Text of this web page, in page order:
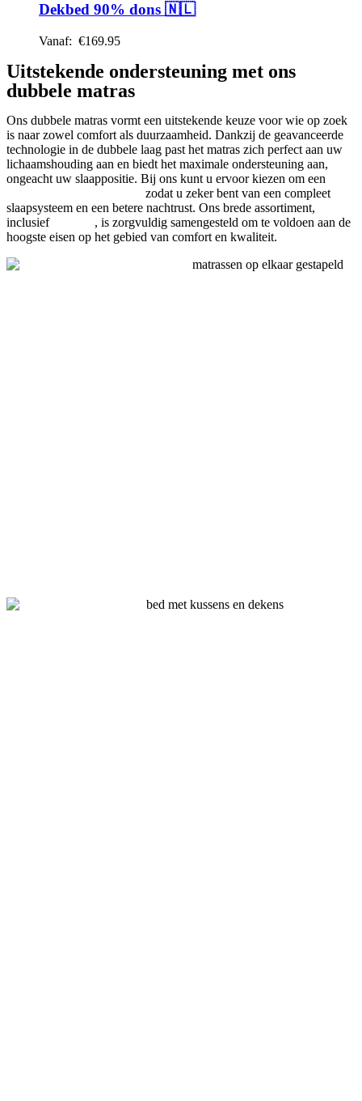
Dekbed 90% dons 🇳🇱
Vanaf: €169.95
Uitstekende ondersteuning met ons
dubbele matras
Ons dubbele matras vormt een uitstekende keuze voor wie op zoek
is naar zowel comfort als duurzaamheid. Dankzij de geavanceerde
technologie in de dubbele laag past het matras zich perfect aan uw
lichaamshouding aan en biedt het maximale ondersteuning aan,
ongeacht uw slaappositie. Bij ons kunt u ervoor kiezen om een
zodat u zeker bent van een compleet
slaapsysteem en een betere nachtrust. Ons brede assortiment,
inclusief
, is zorgvuldig samengesteld om te voldoen aan de
hoogste eisen op het gebied van comfort en kwaliteit.